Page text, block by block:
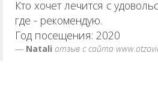
Кто хочет лечится с
где - рекомендую.
Год посещения: 2020
Natali отзыв с сайта